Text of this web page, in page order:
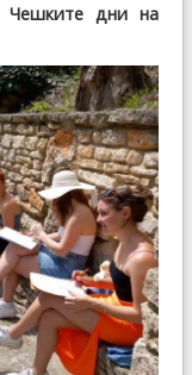
Чешките дни на